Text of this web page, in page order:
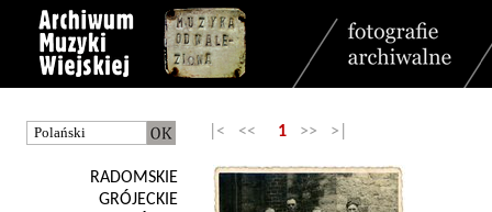
RADOMSKIE
GRÓJECKIE
|< << 1 >> >|